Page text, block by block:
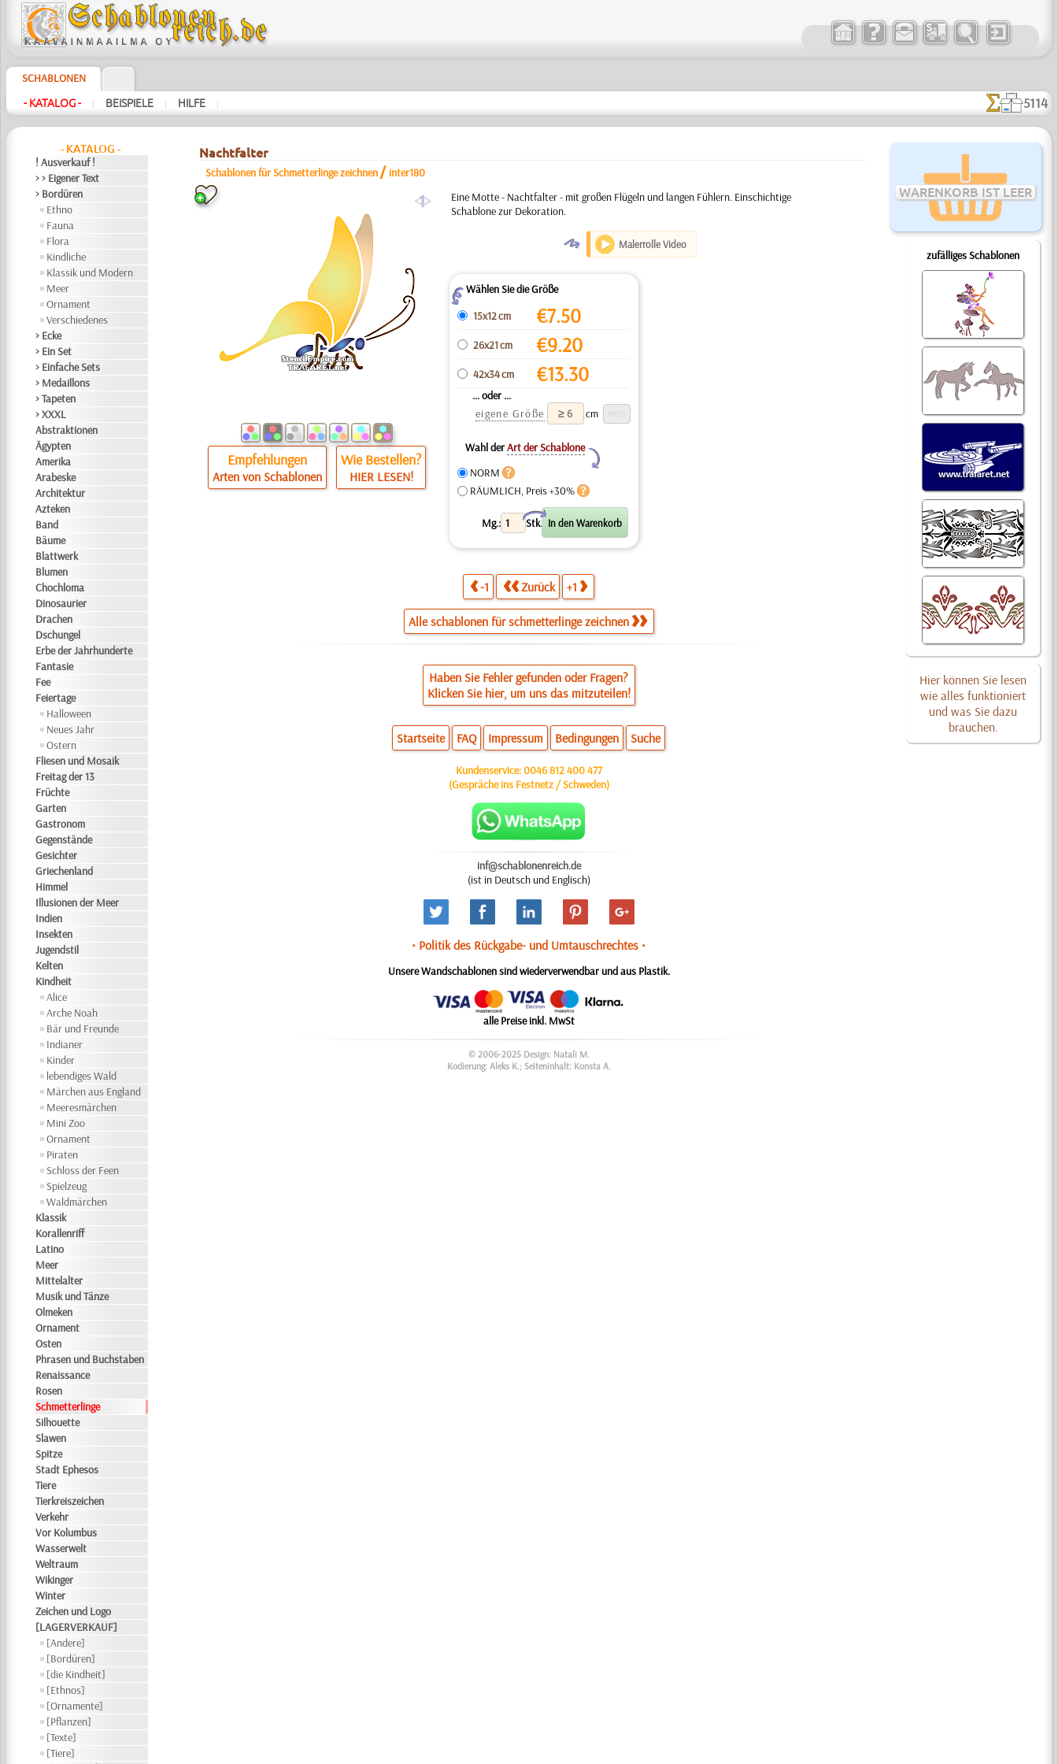
SCHABLONEN
- KATALOG - | BEISPIELE | HILFE | 5114
- KATALOG -
! Ausverkauf !
> > Eigener Text
> Bordüren
Ethno
Fauna
Flora
Kindliche
Klassik und Modern
Meer
Ornament
Verschiedenes
> Ecke
> Ein Set
> Einfache Sets
> Medaillons
> Tapeten
> XXXL
Abstraktionen
Ägypten
Amerika
Arabeske
Architektur
Azteken
Band
Bäume
Blattwerk
Blumen
Chochloma
Dinosaurier
Drachen
Dschungel
Erbe der Jahrhunderte
Fantasie
Fee
Feiertage
Halloween
Neues Jahr
Ostern
Fliesen und Mosaik
Freitag der 13
Früchte
Garten
Gastronom
Gegenstände
Gesichter
Griechenland
Himmel
Illusionen der Meer
Indien
Insekten
Jugendstil
Kelten
Kindheit
Alice
Arche Noah
Bär und Freunde
Indianer
Kinder
lebendiges Wald
Märchen aus England
Meeresmärchen
Mini Zoo
Ornament
Piraten
Schloss der Feen
Spielzeug
Waldmärchen
Klassik
Korallenriff
Latino
Meer
Mittelalter
Musik und Tänze
Olmeken
Ornament
Osten
Phrasen und Buchstaben
Renaissance
Rosen
Schmetterlinge
Silhouette
Slawen
Spitze
Stadt Ephesos
Tiere
Tierkreiszeichen
Verkehr
Vor Kolumbus
Wasserwelt
Weltraum
Wikinger
Winter
Zeichen und Logo
[LAGERVERKAUF]
[Andere]
[Bordüren]
[die Kindheit]
[Ethnos]
[Ornamente]
[Pflanzen]
[Texte]
[Tiere]
WARENKORB IST LEER
zufälliges Schablonen
Hier können Sie lesen
wie alles funktioniert
und was Sie dazu
brauchen.
Nachtfalter
Schablonen für Schmetterlinge zeichnen / inter180
a
Empfehlungen
Arten von Schablonen
Wie Bestellen?
HIER LESEN!
Eine Motte - Nachtfalter - mit großen Flügeln und langen Fühlern. Einschichtige
Schablone zur Dekoration.
O Malerrolle Video
ZWählen Sie die Größe
15x12 cm
€7.50
26x21 cm €9.20
42x34 cm €13.30
... oder ...
eigene Größe
cm
Wahl derArt der Schablone
Y
NORM
RÄUMLICH, Preis +30%
Mg.: Stk.
X
-1 Zurück +1
Alle schablonen für schmetterlinge zeichnen
Haben Sie Fehler gefunden oder Fragen?
Klicken Sie hier, um uns das mitzuteilen!
Startseite FAQ Impressum Bedingungen Suche
Kundenservice:0046 812 400 477
(Gespräche ins Festnetz / Schweden)
inf@schablonenreich.de
(ist in Deutsch und Englisch)
• Politik des Rückgabe- und Umtauschrechtes •
Unsere Wandschablonen sind wiederverwendbar und aus Plastik.
alle Preise inkl. MwSt
© 2006-2025 Design: Natali M.
Kodierung: Aleks K.; Seiteninhalt: Konsta A.